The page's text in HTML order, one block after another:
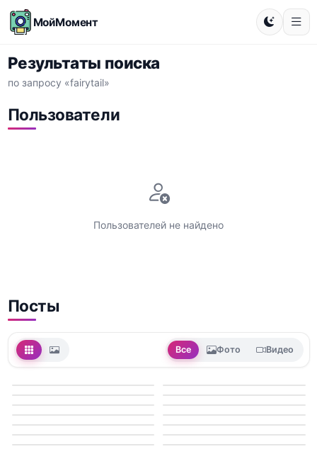
МойМомент
Результаты поиска
по запросу «fairytail»
Пользователи
Пользователей не найдено
Посты
Все Фото Видео